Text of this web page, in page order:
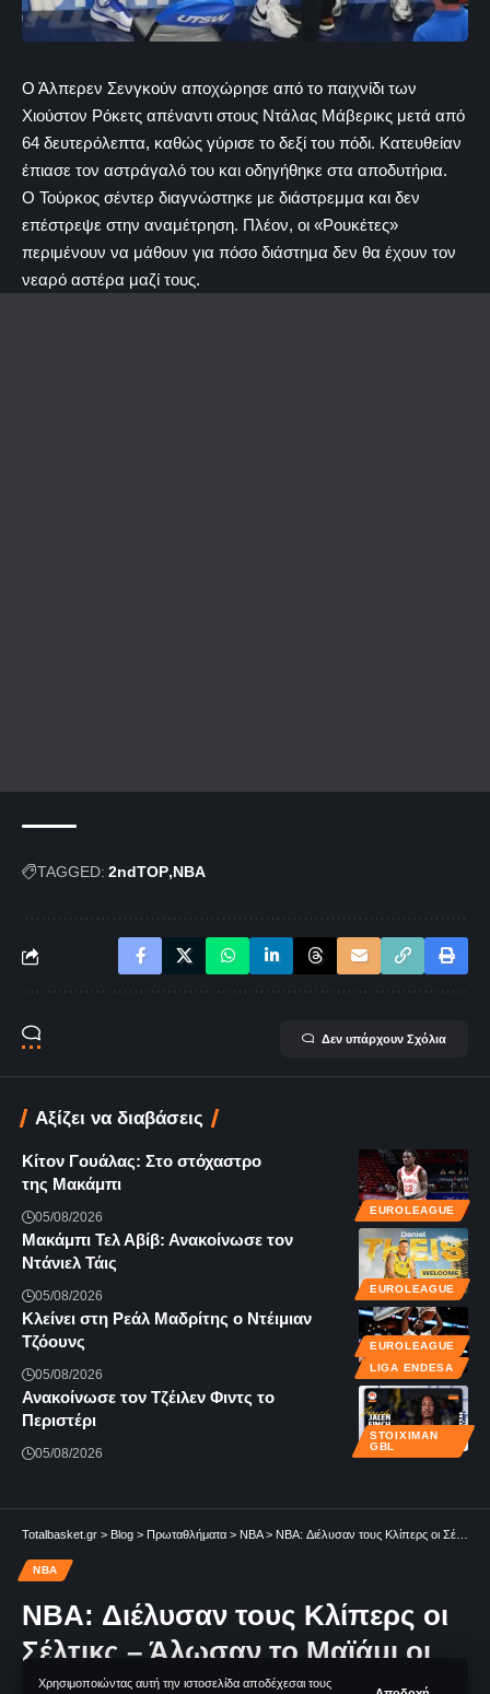
Χρησιμοποιώντας αυτή την ιστοσελίδα αποδέχεσαι τους
Ο Άλπερεν Σενγκούν αποχώρησε από το παιχνίδι των
Χιούστον Ρόκετς απέναντι στους Ντάλας Μάβερικς μετά από
64 δευτερόλεπτα, καθώς γύρισε το δεξί του πόδι. Κατευθείαν
έπιασε τον αστράγαλό του και οδηγήθηκε στα αποδυτήρια.
Ο Τούρκος σέντερ διαγνώστηκε με διάστρεμμα και δεν
επέστρεψε στην αναμέτρηση. Πλέον, οι «Ρουκέτες»
περιμένουν να μάθουν για πόσο διάστημα δεν θα έχουν τον
νεαρό αστέρα μαζί τους.
TAGGED: 2ndTOP NBA
Δεν υπάρχουν Σχόλια
Αξίζει να διαβάσεις
EUROLEAGUE
Κίτον Γουάλας: Στο στόχαστρο
της Μακάμπι
05/08/2026
EUROLEAGUE
Μακάμπι Τελ Αβίβ: Ανακοίνωσε τον
Ντάνιελ Τάις
05/08/2026
EUROLEAGUE
LIGA ENDESA
Κλείνει στη Ρεάλ Μαδρίτης ο Ντέιμιαν
Τζόουνς
05/08/2026
STOIXIMAN
GBL
Ανακοίνωσε τον Τζέιλεν Φιντς το
Περιστέρι
05/08/2026
Totalbasket.gr > Blog > Πρωταθλήματα > NBA> NBA: Διέλυσαν τους Κλίπερς οι Σέλτικς – Άλωσαν το Μαϊάμι οι Τίμπεργουλβς
NBA
NBA: Διέλυσαν τους Κλίπερς οι
Σέλτικς – Άλωσαν το Μαϊάμι οι
Τίμπεργουλβς